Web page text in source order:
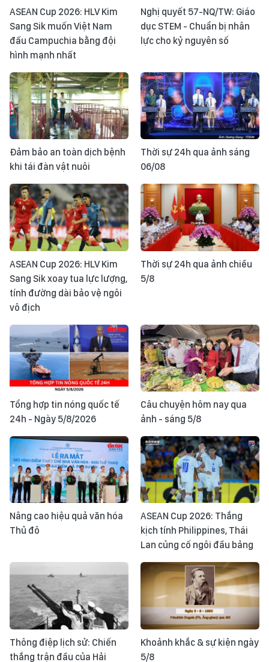
ASEAN Cup 2026: HLV Kim
Sang Sik muốn Việt Nam
đấu Campuchia bằng đội
hình mạnh nhất
Nghị quyết 57-NQ/TW: Giáo
dục STEM - Chuẩn bị nhân
lực cho kỷ nguyên số
Đảm bảo an toàn dịch bệnh
khi tái đàn vật nuôi
Thời sự 24h qua ảnh sáng
06/08
ASEAN Cup 2026: HLV Kim
Sang Sik xoay tua lực lượng,
tính đường dài bảo vệ ngôi
vô địch
Thời sự 24h qua ảnh chiều
5/8
Tổng hợp tin nóng quốc tế
24h - Ngày 5/8/2026
Câu chuyện hôm nay qua
ảnh - sáng 5/8
Nâng cao hiệu quả văn hóa
Thủ đô
ASEAN Cup 2026: Thắng
kịch tính Philippines, Thái
Lan củng cố ngôi đầu bảng
Thông điệp lịch sử: Chiến
thắng trận đầu của Hải
Khoảnh khắc & sự kiện ngày
5/8